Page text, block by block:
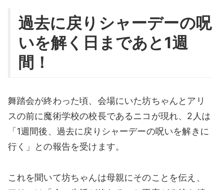
過去に戻りシャーデーの呪
いを解く日まであと1週
間！
舞踏会が終わった頃、会場にいた坊ちゃんとアリ
スの前に魔術学校の校長であるニコが現れ、2人は
「1週間後、過去に戻りシャーデーの呪いを解きに
行く」との報告を受けます。
これを聞いて坊ちゃんは母親にそのことを伝え、